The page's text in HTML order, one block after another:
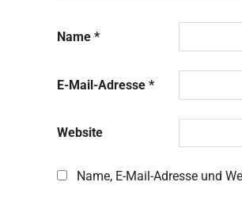
Name *
E-Mail-Adresse *
Website
Name, E-Mail-Adresse und